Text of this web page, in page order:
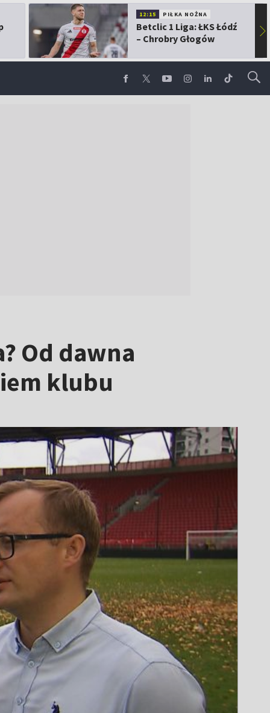
12:15 PIŁKA NOŻNA
Betclic 1 Liga: ŁKS Łódź
– Chrobry Głogów
▶
Od dawna
klubu